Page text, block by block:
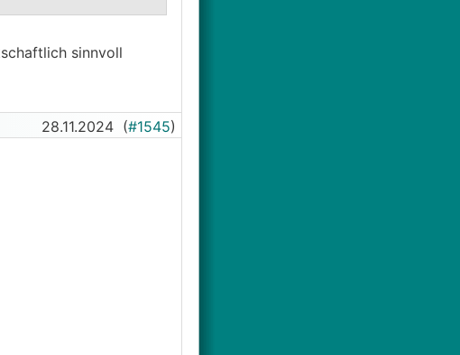
sinnvoll
28.11.2024 (#1545)